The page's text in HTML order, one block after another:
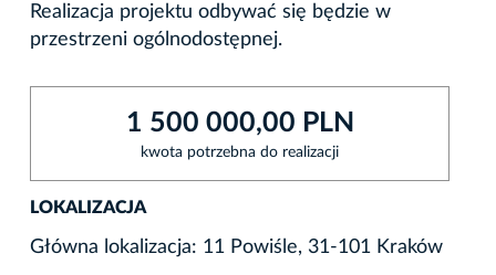
Realizacja projektu odbywać się będzie w
przestrzeni ogólnodostępnej.
1 500 000,00 PLN
kwota potrzebna do realizacji
LOKALIZACJA
Główna lokalizacja: 11 Powiśle, 31-101 Kraków